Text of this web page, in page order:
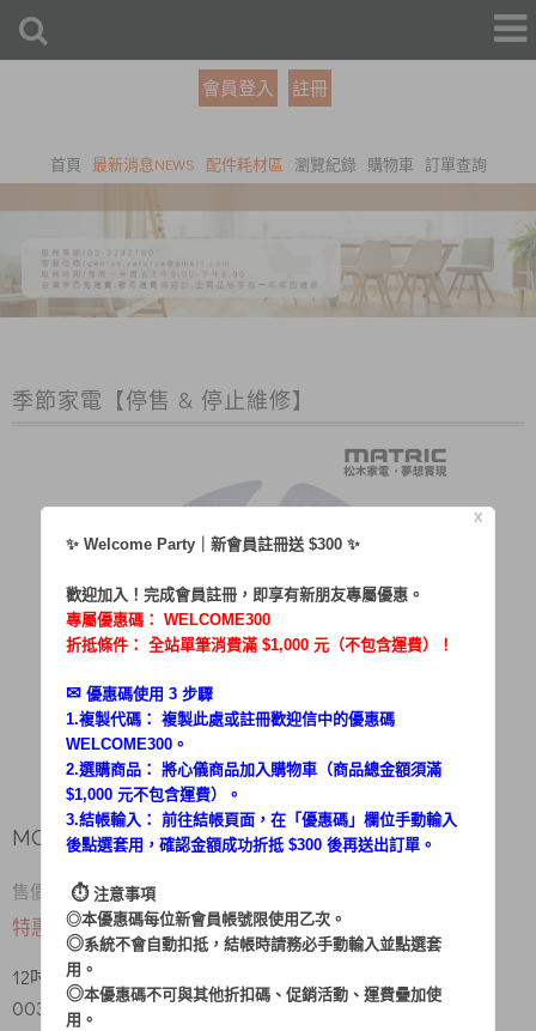
會員登入 註冊
首頁 最新消息NEWS 配件耗材區 瀏覽紀錄 購物車 訂單查詢
季節家電【停售 & 停止維修】
MG-DF1230R /扇葉(S105-YS061ACM-003)
售價 $ 180
特惠價$ 80
12吋DC直流桌立扇MG-DF1230R / 扇葉 (
003
X
✨ Welcome Party｜新會員註冊送 $300 ✨
歡迎加入！完成會員註冊，即享有新朋友專屬優惠。
專屬優惠碼： WELCOME300
折抵條件： 全站單筆消費滿 $1,000 元（不包含運費）！
✉︎ 優惠碼使用 3 步驟
1.複製代碼： 複製此處或註冊歡迎信中的優惠碼
WELCOME300。
2.選購商品： 將心儀商品加入購物車（商品總金額須滿
$1,000 元不包含運費）。
3.結帳輸入： 前往結帳頁面，在「優惠碼 」欄位手動輸入
後點選套用，確認金額成功折抵 $300 後再送出訂單。
⏱︎ 注意事項
◎本優惠碼每位新會員帳號限使用乙次。
◎系統不會自動扣抵，結帳時請務必手動輸入並點選套
用。
◎本優惠碼不可與其他折扣碼、促銷活動、運費疊加使
用。